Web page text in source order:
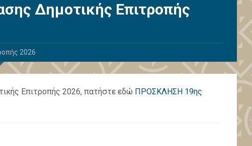
Δημοτικής Επιτροπής
2026
Επιτροπής 2026, πατήστε εδώ ΠΡΟΣΚΛΗΣΗ 19ης